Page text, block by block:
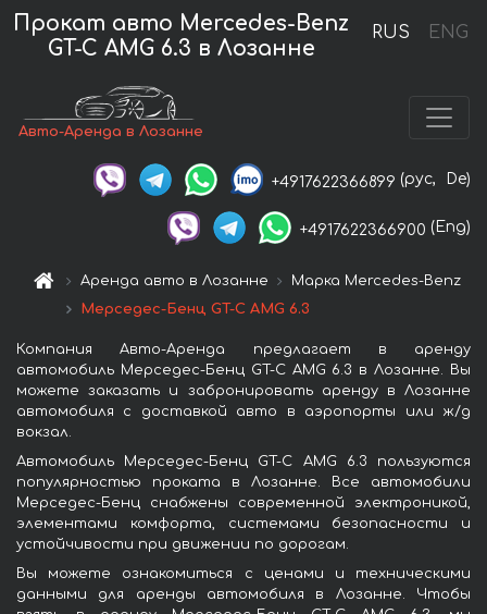
RUS ENG
Прокат авто Mercedes-Benz
GT-C AMG 6.3 в Лозанне
Авто-Аренда в Лозанне
+4917622366899 (рус, De)
+4917622366900 (Eng)
Аренда авто в Лозанне
Марка Mercedes-Benz
Мерседес-Бенц GT-C AMG 6.3
Компания Авто-Аренда предлагает в аренду
автомобиль Мерседес-Бенц GT-C AMG 6.3 в Лозанне. Вы
можете заказать и забронировать аренду в Лозанне
автомобиля с доставкой авто в аэропорты или ж/д
вокзал.
Автомобиль Мерседес-Бенц GT-C AMG 6.3 пользуются
популярностью проката в Лозанне. Все автомобили
Мерседес-Бенц снабжены современной электроникой,
элементами комфорта, системами безопасности и
устойчивости при движении по дорогам.
Вы можете ознакомиться с ценами и техническими
данными для аренды автомобиля в Лозанне. Чтобы